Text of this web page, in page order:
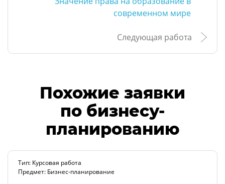
современном мире
Следующая работа
Похожие заявки
по бизнесу-
планированию
Тип: Курсовая работа
Предмет: Бизнес-планирование